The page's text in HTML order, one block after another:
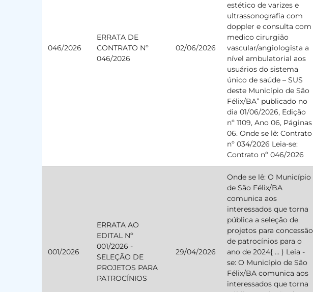
046/2026
ERRATA DE
CONTRATO Nº
046/2026
02/06/2026
estético de varizes e
ultrassonografia com
doppler e consulta com
medico cirurgião
vascular/angiologista a
nível ambulatorial aos
usuários do sistema
único de saúde – SUS
deste Município de São
Félix/BA” publicado no
dia 01/06/2026, Edição
nº 1109, Ano 06, Páginas
06. Onde se lê: Contrato
nº 034/2026 Leia-se:
Contrato nº 046/2026
001/2026
ERRATA AO
EDITAL Nº
001/2026 -
SELEÇÃO DE
PROJETOS PARA
PATROCÍNIOS
29/04/2026
Onde se lê: O Município
de São Félix/BA
comunica aos
interessados que torna
pública a seleção de
projetos para concessão
de patrocínios para o
ano de 2024{ ... ) Leia -
se: O Município de São
Félix/BA comunica aos
interessados que torna